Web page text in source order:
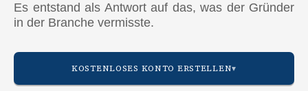
Es entstand als Antwort auf das, was der Gründer
in der Branche vermisste.
KOSTENLOSES KONTO ERSTELLEN